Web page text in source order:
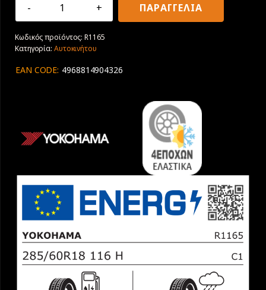
285/60R18
Geolandar
A/T-
G015
ΠΑΡΑΓΓΕΛΙΑ
Κωδικός προϊόντος:R1165
Κατηγορία: Αυτοκινήτου
EAN CODE: 4968814904326